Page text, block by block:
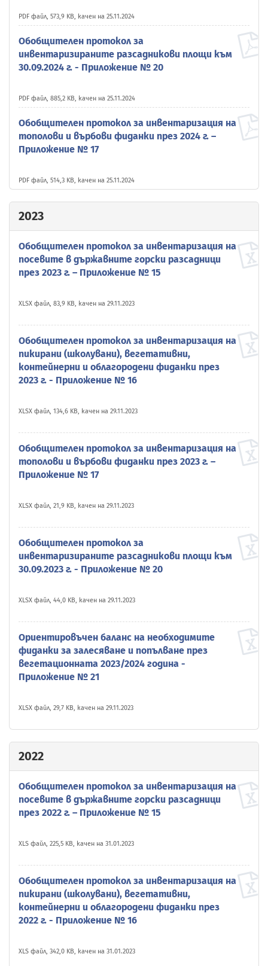
PDF файл, 573,9 KB, качен на 25.11.2024
Обобщителен протокол за
инвентаризираните разсадникови площи към
30.09.2024 г. - Приложение № 20
PDF файл, 885,2 KB, качен на 25.11.2024
Обобщителен протокол за инвентаризация на
тополови и върбови фиданки през 2024 г. –
Приложение № 17
PDF файл, 514,3 KB, качен на 25.11.2024
2023
Обобщителен протокол за инвентаризация на
посевите в държавните горски разсадници
през 2023 г. – Приложение № 15
XLSX файл, 83,9 KB, качен на 29.11.2023
Обобщителен протокол за инвентаризация на
пикирани (школувани), вегетативни,
контейнерни и облагородени фиданки през
2023 г. - Приложение № 16
XLSX файл, 134,6 KB, качен на 29.11.2023
Обобщителен протокол за инвентаризация на
тополови и върбови фиданки през 2023 г. –
Приложение № 17
XLSX файл, 21,9 KB, качен на 29.11.2023
Обобщителен протокол за
инвентаризираните разсадникови площи към
30.09.2023 г. - Приложение № 20
XLSX файл, 44,0 KB, качен на 29.11.2023
Ориентировъчен баланс на необходимите
фиданки за залесяване и попълване през
вегетационната 2023/2024 година -
Приложение № 21
XLSX файл, 29,7 KB, качен на 29.11.2023
2022
Обобщителен протокол за инвентаризация на
посевите в държавните горски разсадници
през 2022 г. – Приложение № 15
XLS файл, 225,5 KB, качен на 31.01.2023
Обобщителен протокол за инвентаризация на
пикирани (школувани), вегетативни,
контейнерни и облагородени фиданки през
2022 г. - Приложение № 16
XLS файл, 342,0 KB, качен на 31.01.2023